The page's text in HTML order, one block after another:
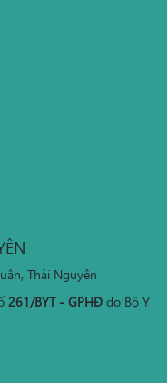
Thái Nguyên
261/BYT - GPHĐ do Bộ Y